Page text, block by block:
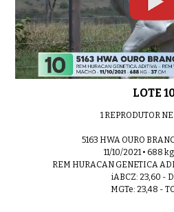
LOTE
1 REPRODUTOR
5163 HWA OURO
11/10/2021 • 688
REM HURACAN GENETICA
iABCZ: 23,60 -
MGTe: 23,48 -